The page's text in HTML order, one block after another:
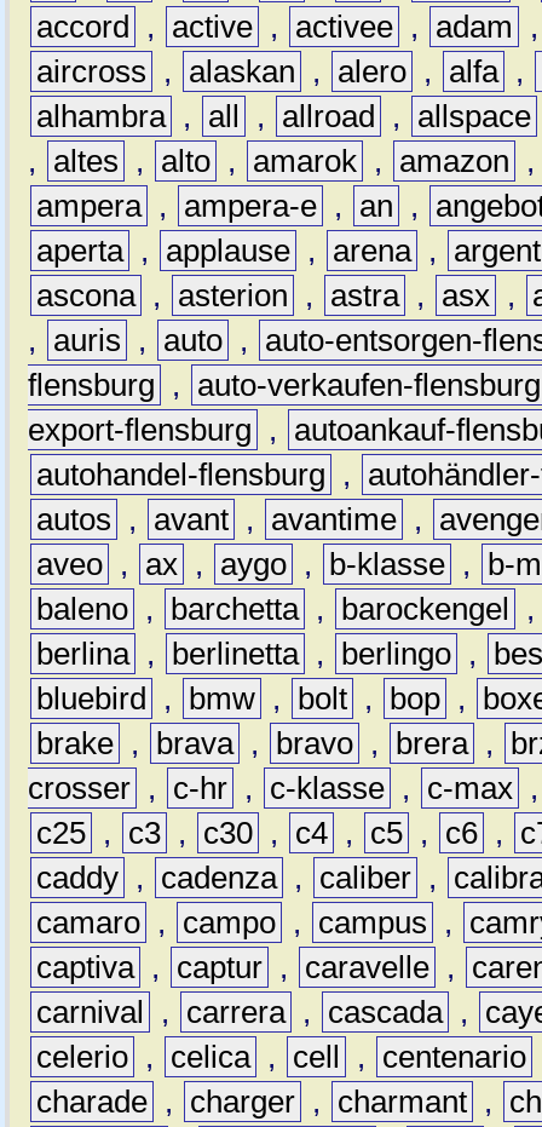
accord
, active , activee , adam
aircross
, alaskan , alero , alfa ,
alhambra , all , allroad , allspace
,
altes , alto , amarok , amazon
ampera , ampera-e , an ,
aperta , applause , arena ,
ascona , asterion , astra , asx ,
,
auris , auto ,
auto-entsorgen-
flensburg
,
auto-verkaufen-flensburg
export-flensburg
,
autoankauf-
autohandel-flensburg
,
autos
, avant , avantime ,
aveo , ax , aygo , b-klasse ,
b-
baleno , barchetta , barockengel
berlina , berlinetta , berlingo ,
bluebird
, bmw , bolt , bop ,
brake , brava , bravo , brera ,
crosser , c-hr , c-klasse , c-max
c25 , c3 , c30 , c4 , c5 , c6 ,
caddy , cadenza , caliber ,
camaro , campo , campus ,
captiva , captur , caravelle ,
carnival
, carrera , cascada ,
celerio , celica , cell , centenario
charade , charger , charmant ,